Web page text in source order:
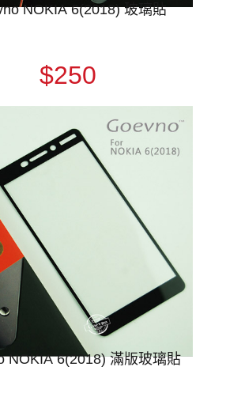
NOKIA 6(2018) 玻璃貼
$250
NOKIA 6(2018) 滿版玻璃貼